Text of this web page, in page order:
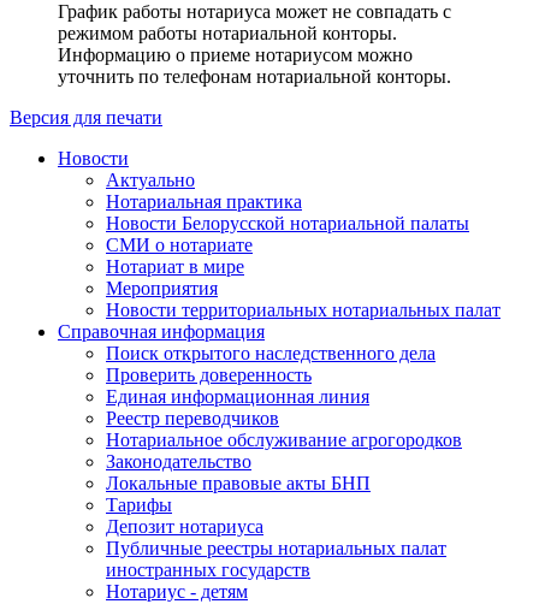
График работы нотариуса может не совпадать с
режимом работы нотариальной конторы.
Информацию о приеме нотариусом можно
уточнить по телефонам нотариальной конторы.
Версия для печати
Новости
Актуально
Нотариальная практика
Новости Белорусской нотариальной палаты
СМИ о нотариате
Нотариат в мире
Мероприятия
Новости территориальных нотариальных палат
Справочная информация
Поиск открытого наследственного дела
Проверить доверенность
Единая информационная линия
Реестр переводчиков
Нотариальное обслуживание агрогородков
Законодательство
Локальные правовые акты БНП
Тарифы
Депозит нотариуса
Публичные реестры нотариальных палат
иностранных государств
Нотариус - детям